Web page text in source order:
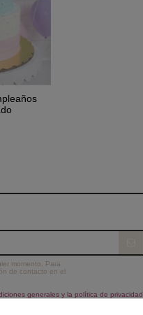
momento. Para
de contacto en el
generales y la política de privacidad.